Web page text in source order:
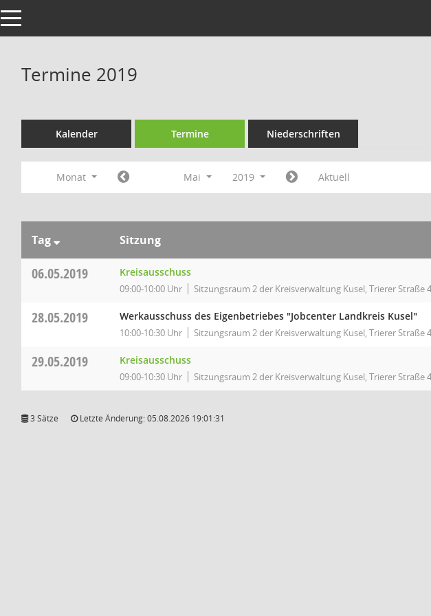
Toggle navigation
Termine 2019
Kalender Termine Niederschriften
Monat Mai 2019 Aktuell
Tag Sitzung
06.05.2019 Kreisausschuss
09:00-10:00 Uhr Sitzungsraum 2 der Kreisverwaltung Kusel, Trierer Straße
28.05.2019 Werkausschuss des Eigenbetriebes "Jobcenter Landkreis Kusel"
10:00-10:30 Uhr Sitzungsraum 2 der Kreisverwaltung Kusel, Trierer Straße
29.05.2019 Kreisausschuss
09:00-10:30 Uhr Sitzungsraum 2 der Kreisverwaltung Kusel, Trierer Straße
3 Sätze Letzte Änderung: 05.08.2026 19:01:31